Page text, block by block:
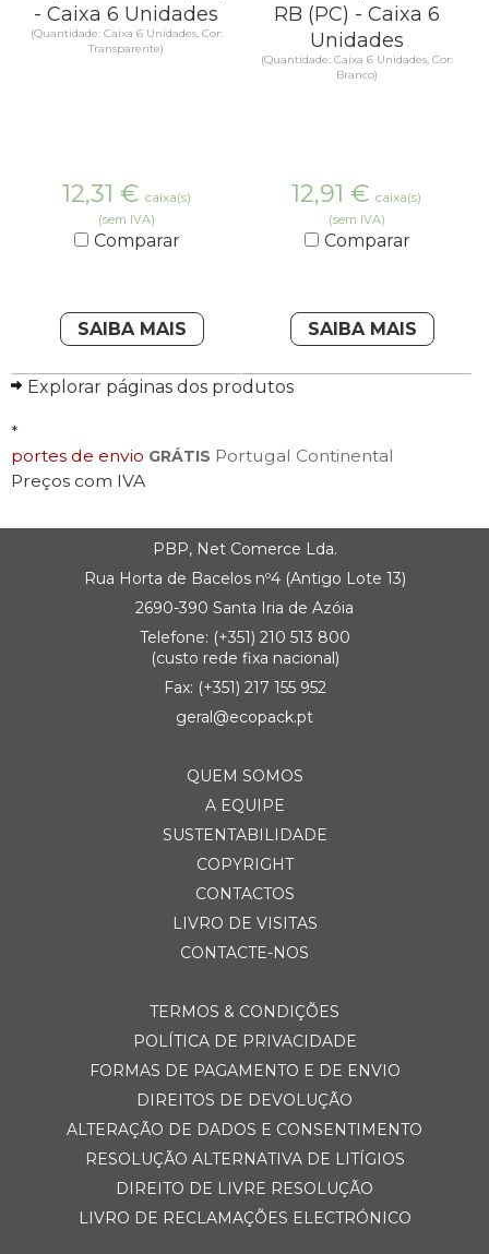
- Caixa 6 Unidades
(Quantidade: Caixa 6 Unidades, Cor:
Transparente)
12,31 € caixa(s)
(sem IVA)
Comparar
SAIBA MAIS
RB (PC) - Caixa 6
Unidades
(Quantidade: Caixa 6 Unidades, Cor:
Branco)
12,91 € caixa(s)
(sem IVA)
Comparar
SAIBA MAIS
Explorar páginas dos produtos
*
portes de envio GRÁTIS Portugal Continental
Preços com IVA
PBP, Net Comerce Lda.
Rua Horta de Bacelos nº4 (Antigo Lote 13)
2690-390 Santa Iria de Azóia
Telefone: (+351) 210 513 800
(custo rede fixa nacional)
Fax: (+351) 217 155 952
geral@ecopack.pt
QUEM SOMOS
A EQUIPE
SUSTENTABILIDADE
COPYRIGHT
CONTACTOS
LIVRO DE VISITAS
CONTACTE-NOS
TERMOS & CONDIÇÕES
POLÍTICA DE PRIVACIDADE
FORMAS DE PAGAMENTO E DE ENVIO
DIREITOS DE DEVOLUÇÃO
ALTERAÇÃO DE DADOS E CONSENTIMENTO
RESOLUÇÃO ALTERNATIVA DE LITÍGIOS
DIREITO DE LIVRE RESOLUÇÃO
LIVRO DE RECLAMAÇÕES ELECTRÓNICO